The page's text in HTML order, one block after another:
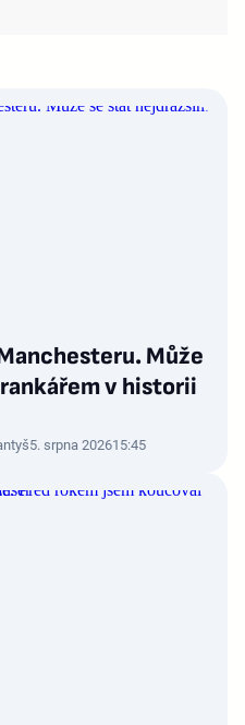
Může
v historii
5. srpna 202615:45